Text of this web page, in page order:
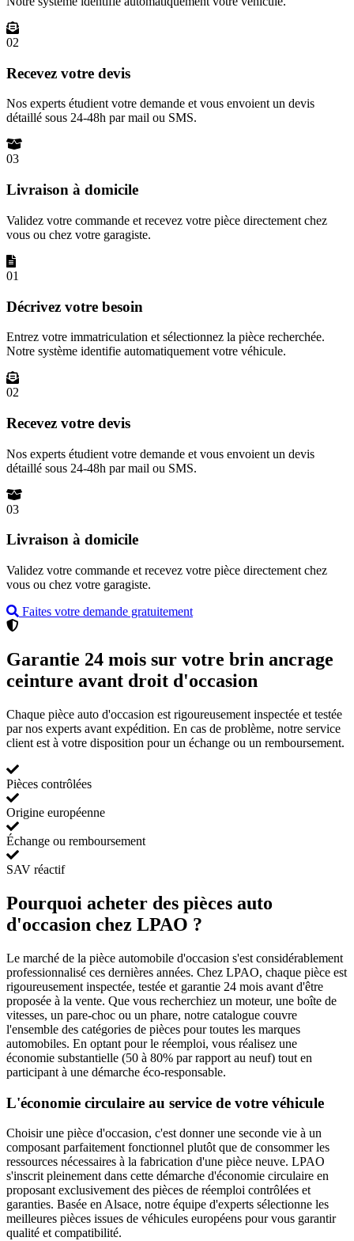
02
Recevez votre devis
Nos experts étudient votre demande et vous envoient un devis
détaillé sous 24-48h par mail ou SMS.
03
Livraison à domicile
Validez votre commande et recevez votre pièce directement chez
vous ou chez votre garagiste.
01
Décrivez votre besoin
Entrez votre immatriculation et sélectionnez la pièce recherchée.
Notre système identifie automatiquement votre véhicule.
02
Recevez votre devis
Nos experts étudient votre demande et vous envoient un devis
détaillé sous 24-48h par mail ou SMS.
03
Livraison à domicile
Validez votre commande et recevez votre pièce directement chez
vous ou chez votre garagiste.
Faites votre demande gratuitement
Garantie 24 mois sur votre brin ancrage
ceinture avant droit d'occasion
Chaque pièce auto d'occasion est rigoureusement inspectée et testée
par nos experts avant expédition. En cas de problème, notre service
client est à votre disposition pour un échange ou un remboursement.
Pièces contrôlées
Origine européenne
Échange ou remboursement
SAV réactif
Pourquoi acheter des pièces auto
d'occasion chez LPAO ?
Le marché de la pièce automobile d'occasion s'est considérablement
professionnalisé ces dernières années. Chez LPAO, chaque pièce est
rigoureusement inspectée, testée et garantie 24 mois avant d'être
proposée à la vente. Que vous recherchiez un moteur, une boîte de
vitesses, un pare-choc ou un phare, notre catalogue couvre
l'ensemble des catégories de pièces pour toutes les marques
automobiles. En optant pour le réemploi, vous réalisez une
économie substantielle (50 à 80% par rapport au neuf) tout en
participant à une démarche éco-responsable.
L'économie circulaire au service de votre véhicule
Choisir une pièce d'occasion, c'est donner une seconde vie à un
composant parfaitement fonctionnel plutôt que de consommer les
ressources nécessaires à la fabrication d'une pièce neuve. LPAO
s'inscrit pleinement dans cette démarche d'économie circulaire en
proposant exclusivement des pièces de réemploi contrôlées et
garanties. Basée en Alsace, notre équipe d'experts sélectionne les
meilleures pièces issues de véhicules européens pour vous garantir
qualité et compatibilité.